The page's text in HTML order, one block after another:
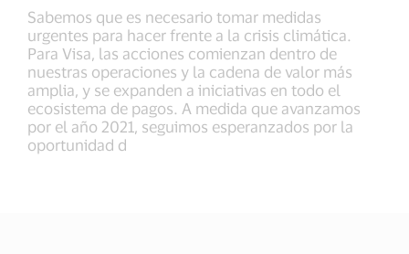
Sabemos que es necesario tomar medidas
urgentes para hacer frente a la crisis climática.
Para Visa, las acciones comienzan dentro de
nuestras operaciones y la cadena de valor más
amplia, y se expanden a iniciativas en todo el
ecosistema de pagos. A medida que avanzamos
por el año 2021, seguimos esperanzados por la
oportunidad d